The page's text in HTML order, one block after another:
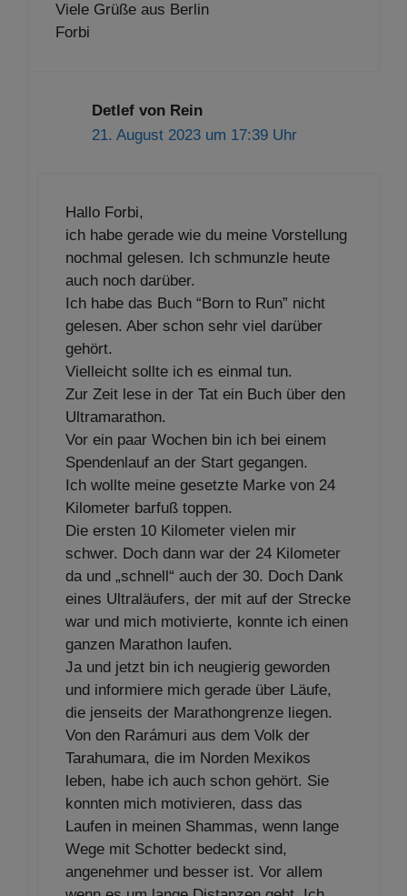
Viele Grüße aus Berlin
Forbi
Detlef von Rein
21. August 2023 um 17:39 Uhr
Hallo Forbi,
ich habe gerade wie du meine Vorstellung
nochmal gelesen. Ich schmunzle heute
auch noch darüber.
Ich habe das Buch “Born to Run” nicht
gelesen. Aber schon sehr viel darüber
gehört.
Vielleicht sollte ich es einmal tun.
Zur Zeit lese in der Tat ein Buch über den
Ultramarathon.
Vor ein paar Wochen bin ich bei einem
Spendenlauf an der Start gegangen.
Ich wollte meine gesetzte Marke von 24
Kilometer barfuß toppen.
Die ersten 10 Kilometer vielen mir
schwer. Doch dann war der 24 Kilometer
da und „schnell“ auch der 30. Doch Dank
eines Ultraläufers, der mit auf der Strecke
war und mich motivierte, konnte ich einen
ganzen Marathon laufen.
Ja und jetzt bin ich neugierig geworden
und informiere mich gerade über Läufe,
die jenseits der Marathongrenze liegen.
Von den Rarámuri aus dem Volk der
Tarahumara, die im Norden Mexikos
leben, habe ich auch schon gehört. Sie
konnten mich motivieren, dass das
Laufen in meinen Shammas, wenn lange
Wege mit Schotter bedeckt sind,
angenehmer und besser ist. Vor allem